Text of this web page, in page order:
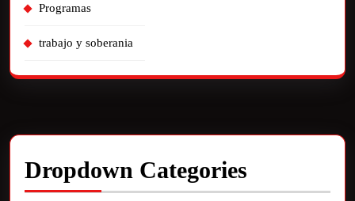
Programas
trabajo y soberania
Dropdown Categories